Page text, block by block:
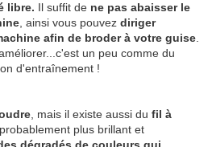
libre. Il suffit de ne pas abaisser le
, ainsi vous pouvez diriger
afin de broder à votre guise
un peu comme du
d'entraînement !
, mais il existe aussi du fil à
, probablement plus brillant et